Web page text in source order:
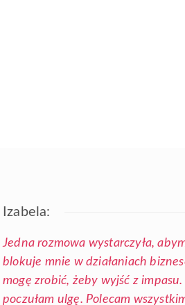
Izabela:
Jedna rozmowa wystarczyła,
blokuje mnie w działaniach
mogę zrobić, żeby wyjść z
poczułam ulgę. Polecam